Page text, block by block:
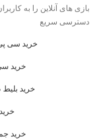
بازی های آنلاین را به
دسترسی سریع
خرید سی
خرید
خرید
خرید